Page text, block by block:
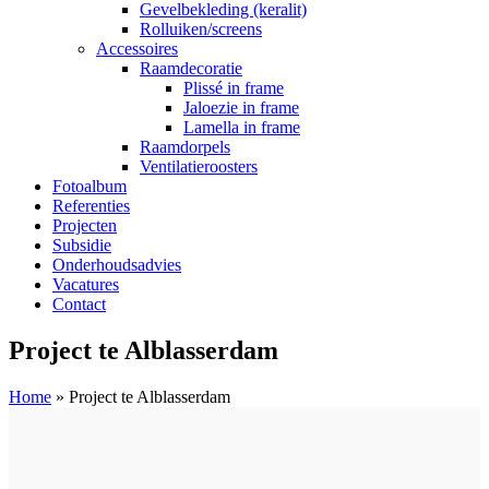
Gevelbekleding (keralit)
Rolluiken/screens
Accessoires
Raamdecoratie
Plissé in frame
Jaloezie in frame
Lamella in frame
Raamdorpels
Ventilatieroosters
Fotoalbum
Referenties
Projecten
Subsidie
Onderhoudsadvies
Vacatures
Contact
Project te Alblasserdam
Home » Project te Alblasserdam